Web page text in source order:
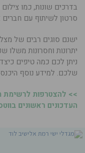
בדרכים שונות, כמו
סרטון לשיתוף עם
ישנם סוגים רבים של
יתרונות וחסרונות
ניתן לכם כמה טיפים
שלכם. למידע נוסף
>> להצטרפות לרשימת
העדכונים ראשונים